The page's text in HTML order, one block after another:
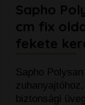
Sapho
cm fix
fekete
Sapho
biztonsági